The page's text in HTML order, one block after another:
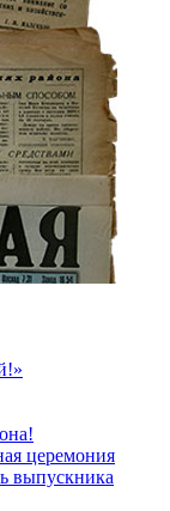
церемония
выпускника